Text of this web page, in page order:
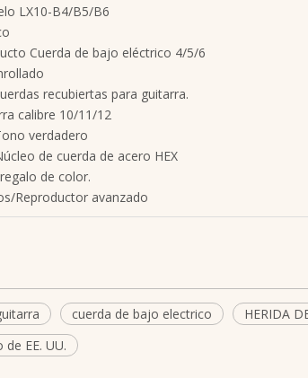
LX10-B4/B5/B6
Cuerda de bajo eléctrico 4/5/6
recubiertas para guitarra.
calibre 10/11/12
verdadero
de cuerda de acero HEX
de color.
Reproductor avanzado
cuerda de bajo electrico HERIDA
EE. UU.